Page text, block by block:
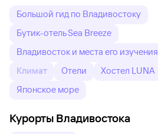
Большой гид по Владивостоку
Бутик-отель Sea Breeze
Владивосток и места его изучения
Климат
Отели Хостел LUNA
Японское море
Курорты Владивостока